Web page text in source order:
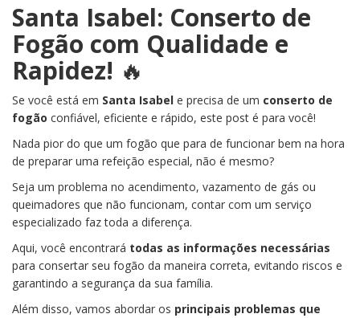
Santa Isabel: Conserto de
Fogão com Qualidade e
Rapidez! 🔥
Se você está em Santa Isabel e precisa de um conserto de
fogão confiável, eficiente e rápido, este post é para você!
Nada pior do que um fogão que para de funcionar bem na hora
de preparar uma refeição especial, não é mesmo?
Seja um problema no acendimento, vazamento de gás ou
queimadores que não funcionam, contar com um serviço
especializado faz toda a diferença.
Aqui, você encontrará todas as informações necessárias
para consertar seu fogão da maneira correta, evitando riscos e
garantindo a segurança da sua família.
Além disso, vamos abordar os principais problemas que